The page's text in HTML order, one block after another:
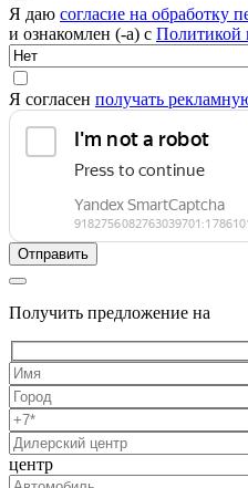
Я даю согласие на обработку
и ознакомлен (-а) с Политикой
Я согласен получать
Получить предложение на
центр